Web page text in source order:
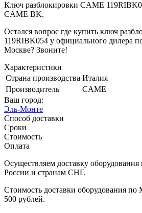
Ключ разблокировки CAME
CAME BK.
Остался вопрос где купить ключ
119RIBK054 у официального дилера
Москве? Звоните!
Характеристики
Страна производства Италия
Производитель
CAME
Ваш город:
Эль-Монте
Способ доставки
Сроки
Стоимость
Оплата
Осуществляем доставку
России и странам СНГ.
Стоимость доставки оборудования по
500 рублей.